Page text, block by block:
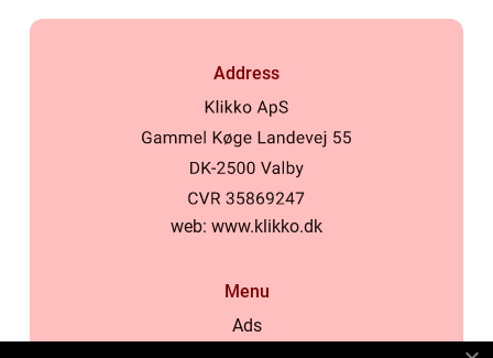
Address
web: www.klikko.dk
Menu
Ads